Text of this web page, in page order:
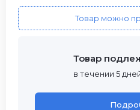
Товар можно
Товар
в течении 5